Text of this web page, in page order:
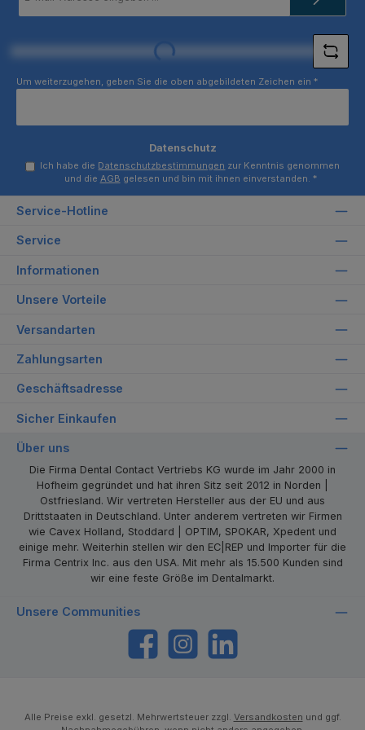
Loading...
Um weiterzugehen, geben Sie die oben abgebildeten Zeichen ein *
Datenschutz
Ich habe die Datenschutzbestimmungen zur Kenntnis genommen
und die AGB gelesen und bin mit ihnen einverstanden. *
Service-Hotline
Service
Informationen
Unsere Vorteile
Versandarten
Zahlungsarten
Geschäftsadresse
Sicher Einkaufen
Über uns
Die Firma Dental Contact Vertriebs KG wurde im Jahr 2000 in
Hofheim gegründet und hat ihren Sitz seit 2012 in Norden |
Ostfriesland. Wir vertreten Hersteller aus der EU und aus
Drittstaaten in Deutschland. Unter anderem vertreten wir Firmen
wie Cavex Holland, Stoddard | OPTIM, SPOKAR, Xpedent und
einige mehr. Weiterhin stellen wir den EC|REP und Importer für die
Firma Centrix Inc. aus den USA. Mit mehr als 15.500 Kunden sind
wir eine feste Größe im Dentalmarkt.
Unsere Communities
https://www.facebook.com/dentalcontact
Instagram
Alle Preise exkl. gesetzl. Mehrwertsteuer zzgl. Versandkosten und ggf.